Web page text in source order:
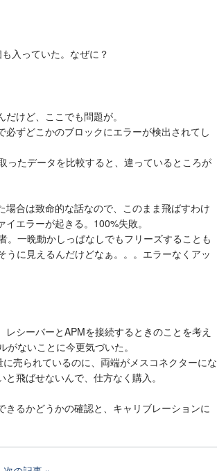
入っていた。なぜに？
けど、ここでも問題が。
ずどこかのブロックにエラーが検出されてし
ったデータを比較すると、違っているところが
合は致命的な話なので、このまま飛ばすわけ
エラーが起きる。100%失敗。
。一晩動かしっぱなしでもフリーズすることも
に見えるんだけどなぁ。。。エラーなくアッ
シーバーとAPMを接続するときのことを考え
ないことに今更気づいた。
売られているのに、両端がメスコネクターにな
飛ばせないんで、仕方なく購入。
るかどうかの確認と、キャリブレーションに